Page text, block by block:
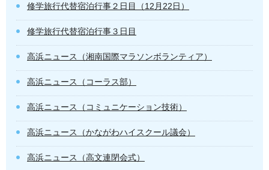
修学旅行代替宿泊行事２日目（12月22日）
修学旅行代替宿泊行事３日目
高浜ニュース（湘南国際マラソンボランティア）
高浜ニュース（コーラス部）
高浜ニュース（コミュニケーション技術）
高浜ニュース（かながわハイスクール議会）
高浜ニュース（高文連閉会式）